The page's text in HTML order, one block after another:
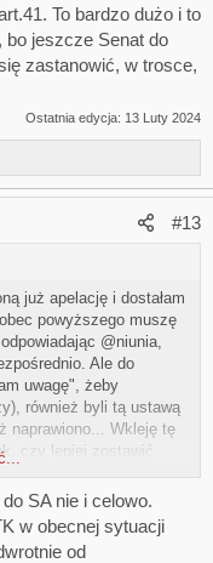
To bardzo dużo i to
bo jeszcze Senat do
zastanowić, w trosce,
Ostatnia edycja: 13 Luty 2024
#13
już apelację i dostałam
powyższego muszę
@niunia,
Ale do
uwagę", żeby
również byli tą ustawą
naprawiono... Wkleję tę
czy lepiej zostawić
Uchwale Senatu RP
SA nie i celowo.
w obecnej sytuacji
od